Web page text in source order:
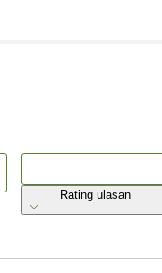
Rating ulasan